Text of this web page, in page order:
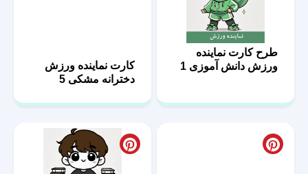
طرح کارت نماینده
ورزش دانش آموزی 1
دخترانه مشکی 5